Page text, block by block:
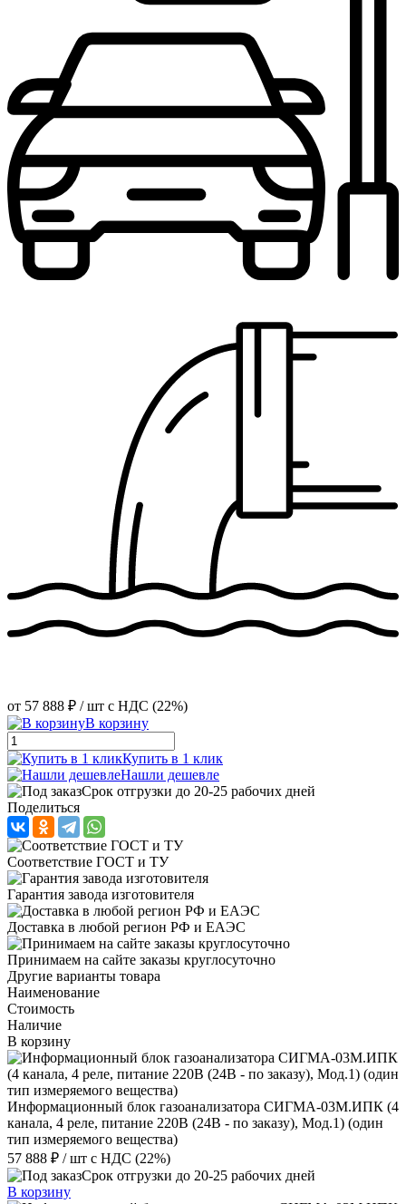
от 57 888 ₽ / шт с НДС (22%)
В корзину
Купить в 1 клик
Нашли дешевле
Срок отгрузки до 20-25 рабочих дней
Поделиться
Соответствие ГОСТ и ТУ
Гарантия завода изготовителя
Доставка в любой регион РФ и ЕАЭС
Принимаем на сайте заказы круглосуточно
Другие варианты товара
Наименование
Стоимость
Наличие
В корзину
Информационный блок газоанализатора СИГМА-03М.ИПК (4
канала, 4 реле, питание 220В (24В - по заказу), Мод.1) (один
тип измеряемого вещества)
57 888 ₽ / шт с НДС (22%)
Срок отгрузки до 20-25 рабочих дней
В корзину